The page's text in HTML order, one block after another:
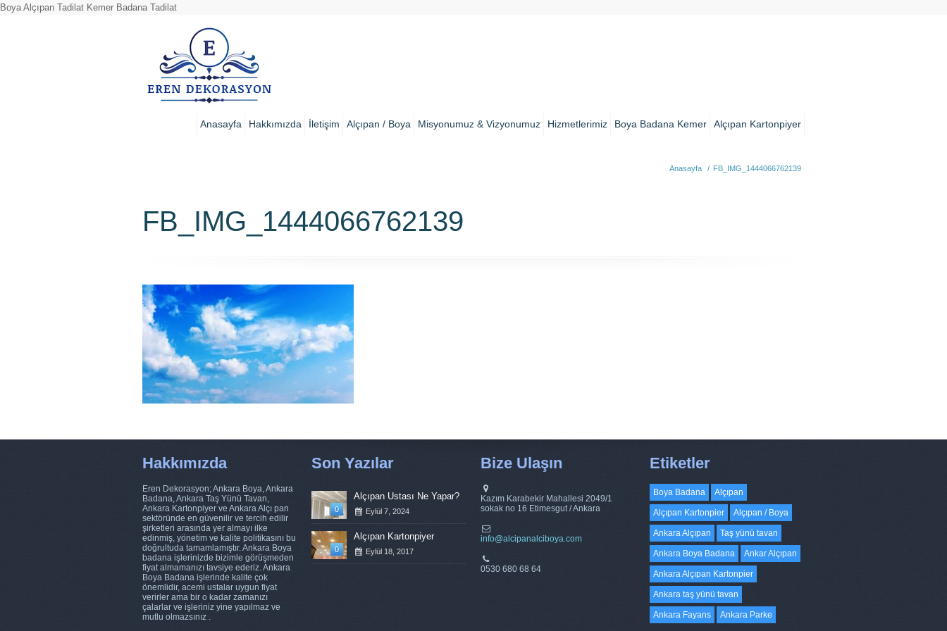
Boya Alçıpan Tadilat Kemer Badana Tadilat
Anasayfa Hakkımızda İletişim Alçıpan / Boya Misyonumuz & Vizyonumuz Hizmetlerimiz Boya Badana Kemer Alçıpan Kartonpiyer
FB_IMG_1444066762139
Anasayfa / FB_IMG_1444066762139
Hakkımızda
Eren Dekorasyon; Ankara Boya, Ankara
Badana, Ankara Taş Yünü Tavan,
Ankara Kartonpiyer ve Ankara Alçı pan
sektöründe en güvenilir ve tercih edilir
şirketleri arasında yer almayı ilke
edinmiş, yönetim ve kalite politikasını bu
doğrultuda tamamlamıştır. Ankara Boya
badana işlerinizde bizimle görüşmeden
fiyat almamanızı tavsiye ederiz. Ankara
Boya Badana işlerinde kalite çok
önemlidir, acemi ustalar uygun fiyat
verirler ama bir o kadar zamanızı
çalarlar ve işleriniz yine yapılmaz ve
mutlu olmazsınız .
Son Yazılar
0
Alçıpan Ustası Ne Yapar?
Eylül 7, 2024
0
Alçıpan Kartonpiyer
Eylül 18, 2017
Bize Ulaşın
Kazım Karabekir Mahallesi 2049/1
sokak no 16 Etimesgut / Ankara
info@alcipanalciboya.com
0530 680 68 64
Etiketler
Boya Badana Alçıpan
Alçıpan Kartonpier Alçıpan / Boya
Ankara Alçıpan Taş yünü tavan
Ankara Boya Badana Ankar Alçıpan
Ankara Alçıpan Kartonpier
Ankara taş yünü tavan
Ankara Fayans Ankara Parke